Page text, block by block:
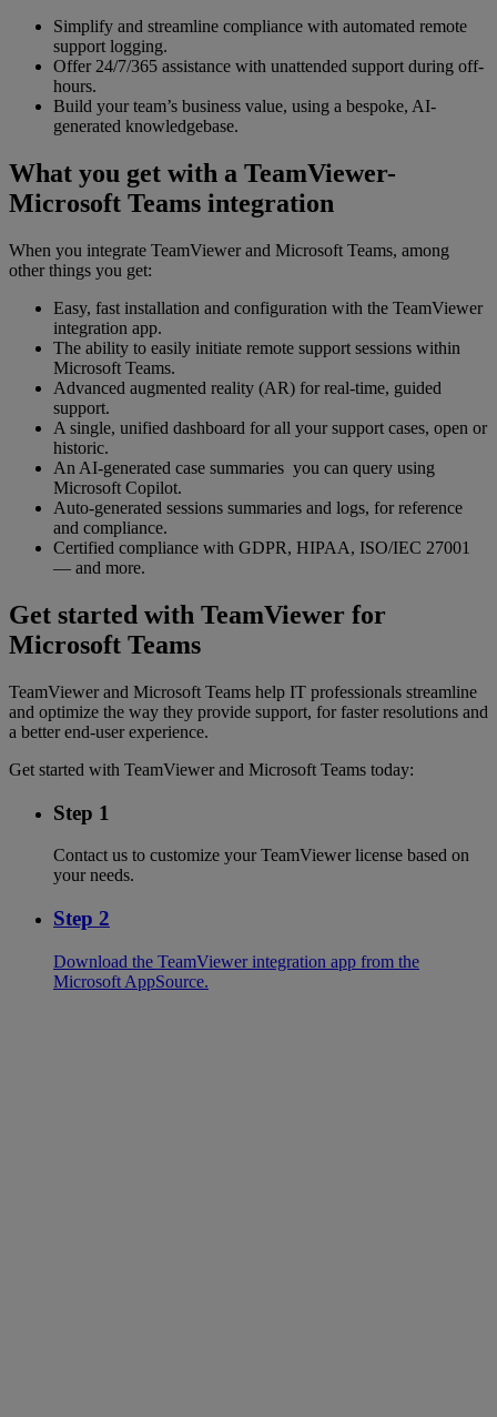
Simplify and streamline compliance with automated remote
support logging.
Offer 24/7/365 assistance with unattended support during off-
hours.
Build your team’s business value, using a bespoke, AI-
generated knowledgebase.
What you get with a TeamViewer-
Microsoft Teams integration
When you integrate TeamViewer and Microsoft Teams, among
other things you get:
Easy, fast installation and configuration with the TeamViewer
integration app.
The ability to easily initiate remote support sessions within
Microsoft Teams.
Advanced augmented reality (AR) for real-time, guided
support.
A single, unified dashboard for all your support cases, open or
historic.
An AI-generated case summaries you can query using
Microsoft Copilot.
Auto-generated sessions summaries and logs, for reference
and compliance.
Certified compliance with GDPR, HIPAA, ISO/IEC 27001
— and more.
Get started with TeamViewer for
Microsoft Teams
TeamViewer and Microsoft Teams help IT professionals streamline
and optimize the way they provide support, for faster resolutions and
a better end-user experience.
Get started with TeamViewer and Microsoft Teams today:
Step 1
Contact us to customize your TeamViewer license based on
your needs.
Step 2
Download the TeamViewer integration app from the
Microsoft AppSource.